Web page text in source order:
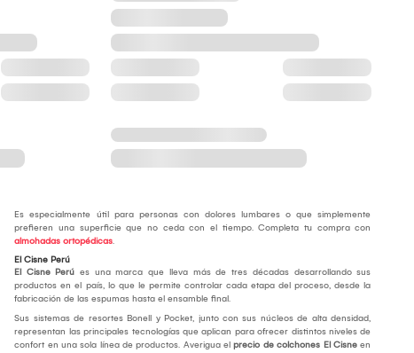
Es especialmente útil para personas con dolores lumbares o que simplemente
prefieren una superficie que no ceda con el tiempo. Completa tu compra con
almohadas ortopédicas.
El Cisne Perú
El Cisne Perú es una marca que lleva más de tres décadas desarrollando sus
productos en el país, lo que le permite controlar cada etapa del proceso, desde la
fabricación de las espumas hasta el ensamble final.
Sus sistemas de resortes Bonell y Pocket, junto con sus núcleos de alta densidad,
representan las principales tecnologías que aplican para ofrecer distintos niveles de
confort en una sola línea de productos. Averigua elprecio de colchones El Cisne en